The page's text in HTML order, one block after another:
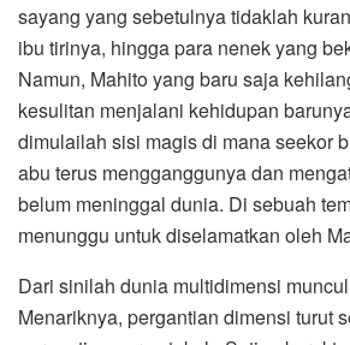
sayang yang sebetulnya tidaklah
ibu tirinya, hingga para nenek yang
Namun, Mahito yang baru saja
kesulitan menjalani kehidupan
dimulailah sisi magis di mana seekor
abu terus mengganggunya dan
belum meninggal dunia. Di sebuah
menunggu untuk diselamatkan oleh
Dari sinilah dunia multidimensi
Menariknya, pergantian dimensi turut